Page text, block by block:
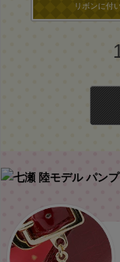
リボンに付